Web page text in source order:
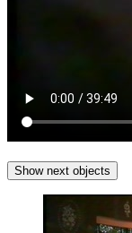
Show next objects